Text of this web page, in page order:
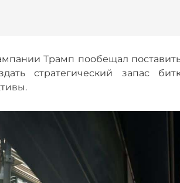
Трамп пообещал
стратегический запас